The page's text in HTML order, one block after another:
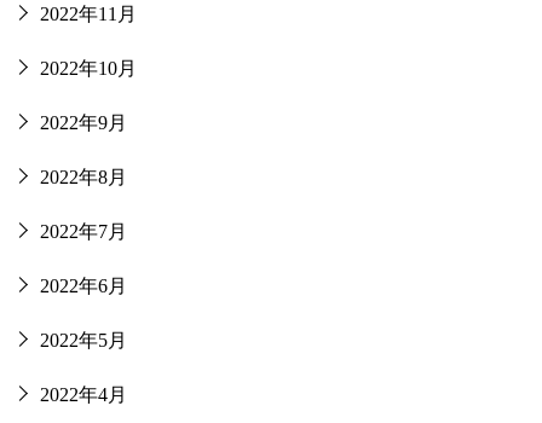
2022年11月
2022年10月
2022年9月
2022年8月
2022年7月
2022年6月
2022年5月
2022年4月